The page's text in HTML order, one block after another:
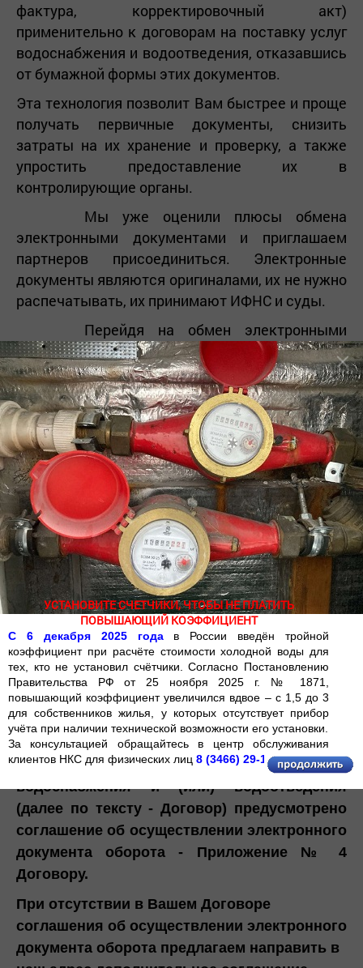
фактура, корректировочный акт)
применительно к договорам на поставку услуг
водоснабжения и водоотведения, отказавшись
от бумажной формы этих документов.
Эта технология позволит Вам быстрее и проще
получать первичные документы, снизить
затраты на их хранение и проверку, а также
упростить предоставление их в
контролирующие органы.
Мы уже оценили плюсы обмена
электронными документами и приглашаем
партнеров присоединиться. Электронные
документы являются оригиналами, их не нужно
распечатывать, их принимают ИФНС и суды.
Перейдя на обмен электронными
документами, мы:
Получаем документы в день выставления.
Не отправляем подписанные документы
обратно — их достаточно подписать в
системе ЭДО.
Подписываем входящие документы прямо в
1С и проводим их без ручного ввода.
Массово отправляем электронные
документы в «один клик».
Электронный документооборот Диадок
Единым типовым договором холодного
водоснабжения и (или) водоотведения
(далее по тексту - Договор) предусмотрено
соглашение об осуществлении электронного
документа оборота - Приложение № 4
Договору.
При отсутствии в Вашем Договоре
соглашения об осуществлении электронного
документа оборота предлагаем направить в
УСТАНОВИТЕ СЧЕТЧИКИ, ЧТОБЫ НЕ ПЛАТИТЬ
ПОВЫШАЮЩИЙ КОЭФФИЦИЕНТ
С 6 декабря 2025 года
в России введён тройной
коэффициент при расчёте стоимости холодной воды для
тех, кто не установил счётчики. Согласно Постановлению
Правительства РФ от 25 ноября 2025 г. № 1871,
повышающий коэффициент увеличился вдвое – с 1,5 до 3
для собственников жилья, у которых отсутствует прибор
учёта при наличии технической возможности его установки.
За консультацией обращайтесь в центр обслуживания
клиентов НКС для физических лиц 8 (3466) 29-13-05